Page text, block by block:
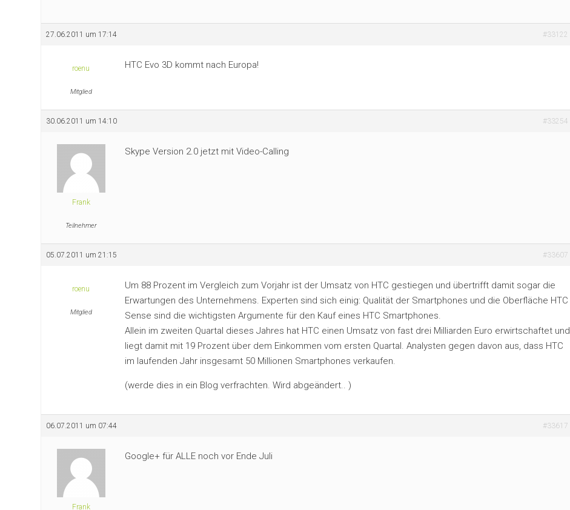
27.06.2011 um 17:14 #33122
roenu
Mitglied
HTC Evo 3D kommt nach Europa!
30.06.2011 um 14:10 #33254
Frank
Teilnehmer
Skype Version 2.0 jetzt mit Video-Calling
05.07.2011 um 21:15 #33607
roenu
Mitglied
Um 88 Prozent im Vergleich zum Vorjahr ist der Umsatz von HTC gestiegen und übertrifft damit sogar die
Erwartungen des Unternehmens. Experten sind sich einig: Qualität der Smartphones und die Oberfläche HTC
Sense sind die wichtigsten Argumente für den Kauf eines HTC Smartphones.
Allein im zweiten Quartal dieses Jahres hat HTC einen Umsatz von fast drei Milliarden Euro erwirtschaftet und
liegt damit mit 19 Prozent über dem Einkommen vom ersten Quartal. Analysten gegen davon aus, dass HTC
im laufenden Jahr insgesamt 50 Millionen Smartphones verkaufen.
(werde dies in ein Blog verfrachten. Wird abgeändert.. )
06.07.2011 um 07:44 #33617
Frank
Google+ für ALLE noch vor Ende Juli